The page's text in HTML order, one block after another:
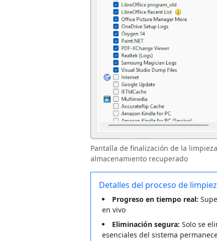
Pantalla de finalización de la
almacenamiento recuperado
Detalles del proceso de
Progreso en tiempo real:
en vivo
Eliminación segura: Solo se
esenciales del sistema